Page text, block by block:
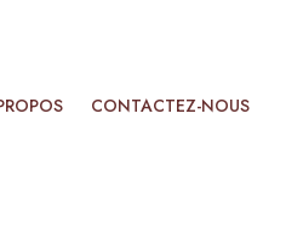
CONTACTEZ-NOUS